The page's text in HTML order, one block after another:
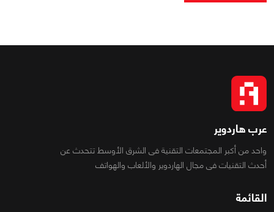
عرب هاردوير
واحد من أكبر المجتمعات التقنية فى الشرق الأوسط تتحدث عن
أحدث التقنيات فى مجال الهاردوير والألعاب والهواتف
القائمة